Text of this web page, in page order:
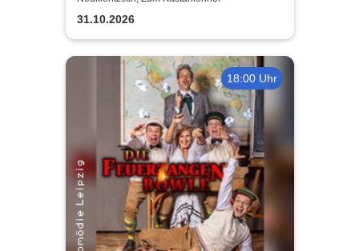
31.10.2026
18:00 Uhr